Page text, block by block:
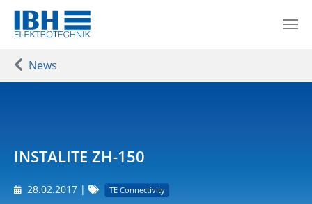
Zum Hauptinhalt springen
Sie sind hier:
News
INSTALITE ZH-150
28.02.2017 | TE Connectivity